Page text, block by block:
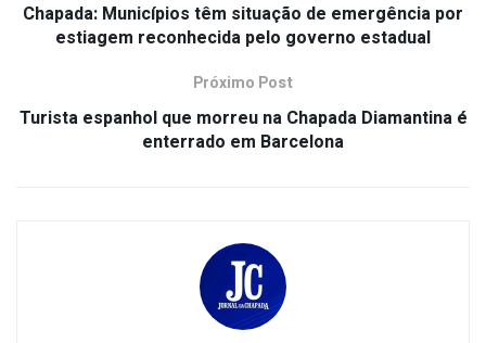
Chapada: Municípios têm situação de emergência por
estiagem reconhecida pelo governo estadual
Próximo Post
Turista espanhol que morreu na Chapada Diamantina é
enterrado em Barcelona